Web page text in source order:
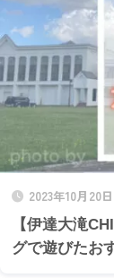
2023年10月20日
【伊達大滝
グで遊びたお